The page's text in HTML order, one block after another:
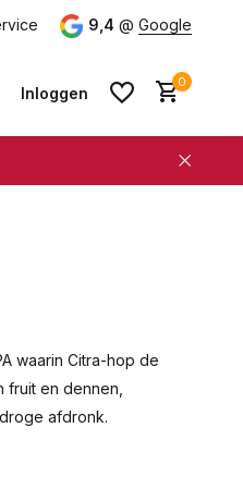
9,4 @ Google
Inloggen
voor
voor
0
waarin Citra-hop de
fruit en dennen,
afdronk.